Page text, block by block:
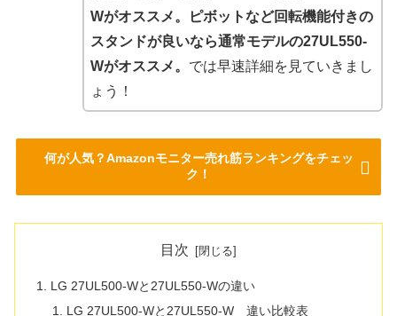
Wがオススメ。ピボットなど回転機能付きの
スタンドが良いなら通常モデルの27UL550-
Wがオススメ。 では早速詳細を見ていきまし
ょう！
何が人気？Amazonモニター売れ筋ランキングをチェッ
ク！
目次
LG 27UL500-Wと27UL550-Wの違い
LG 27UL500-Wと27UL550-W 違い比較表